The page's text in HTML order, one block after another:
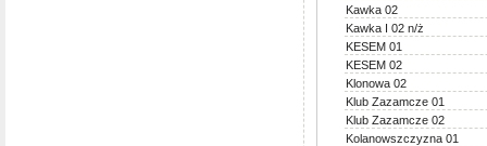
Kawka 02
Kawka I 02 n/ż
KESEM 01
KESEM 02
Klonowa 02
Klub Zazamcze 01
Klub Zazamcze 02
Kolanowszczyzna 01